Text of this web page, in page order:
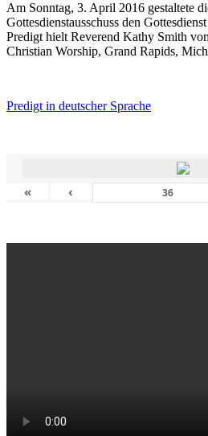
Am Sonntag, 3. April 2016 gestaltete
Gottesdienstausschuss den
Predigt hielt Reverend Kathy Smith
Christian Worship, Grand Rapids,
Predigt in deutscher Sprache
« ‹